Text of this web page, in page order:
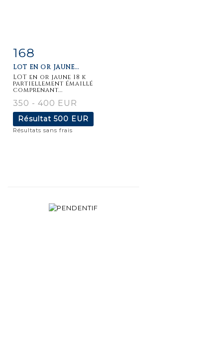
Fiche
détaillée
168
LOT EN OR JAUNE...
LOT en or jaune 18 k
partiellement émaillé
comprenant...
350 - 400 EUR
Résultat 500 EUR
Résultats sans frais